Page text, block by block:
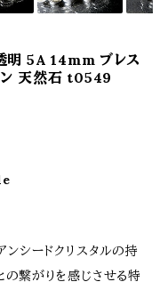
明 5A 14mm ブレス
ン 天然石 t0549
ンシードクリスタルの持
の繋がりを感じさせる特